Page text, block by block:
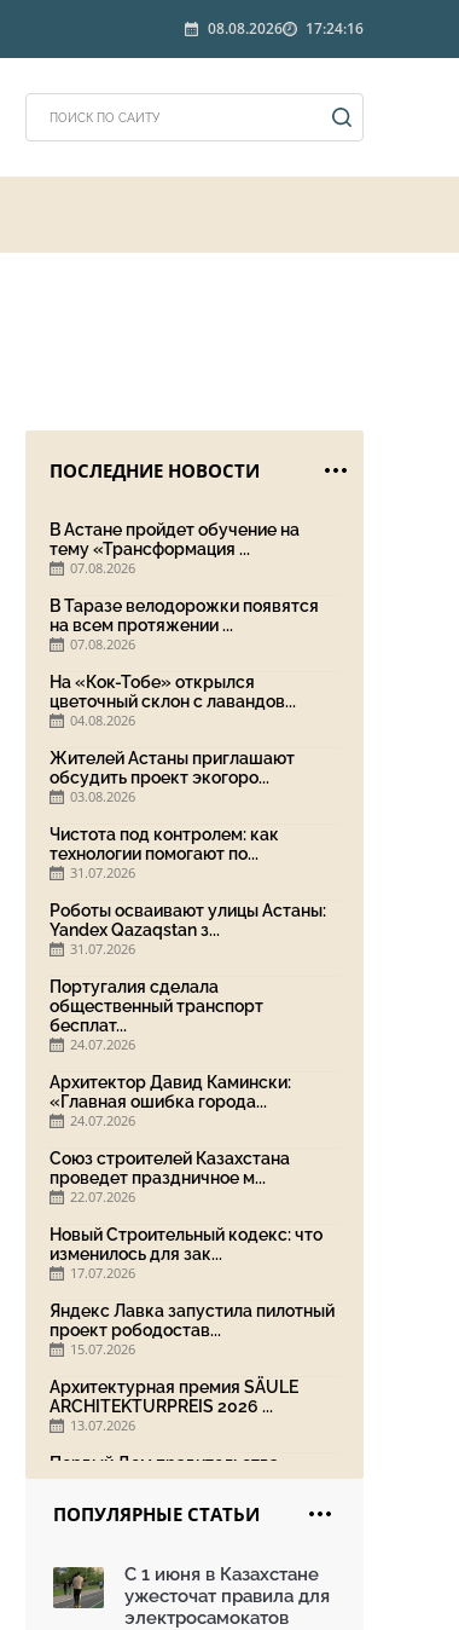
08.08.2026 17:24:16
ПОСЛЕДНИЕ НОВОСТИ
В Астане пройдет обучение на
тему «Трансформация ...
07.08.2026
В Таразе велодорожки появятся
на всем протяжении ...
07.08.2026
На «Кок-Тобе» открылся
цветочный склон с лавандов...
04.08.2026
Жителей Астаны приглашают
обсудить проект экогоро...
03.08.2026
Чистота под контролем: как
технологии помогают по...
31.07.2026
Роботы осваивают улицы Астаны:
Yandex Qazaqstan з...
31.07.2026
Португалия сделала
общественный транспорт
бесплат...
24.07.2026
Архитектор Давид Камински:
«Главная ошибка города...
24.07.2026
Союз строителей Казахстана
проведет праздничное м...
22.07.2026
Новый Строительный кодекс: что
изменилось для зак...
17.07.2026
Яндекс Лавка запустила пилотный
проект рободостав...
15.07.2026
Архитектурная премия SÄULE
ARCHITEKTURPREIS 2026 ...
13.07.2026
Первый Дом правительства
Алматы станет главной те...
08.07.2026
Ко Дню столицы в Нуре
ПОПУЛЯРНЫЕ СТАТЬИ
С 1 июня в Казахстане
ужесточат правила для
электросамокатов